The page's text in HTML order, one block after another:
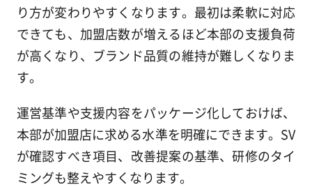
り方が変わりやすくなります。最初は柔軟に対応
できても、加盟店数が増えるほど本部の支援負荷
が高くなり、ブランド品質の維持が難しくなりま
す。
運営基準や支援内容をパッケージ化しておけば、
本部が加盟店に求める水準を明確にできます。SV
が確認すべき項目、改善提案の基準、研修のタイ
ミングも整えやすくなります。